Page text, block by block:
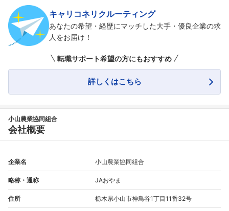
フォローしました
こちらの企業もフォローしませんか？
キャリコネリクルーティング
あなたの希望・経歴にマッチした大手・優良企業の求
人をお届け！
転職サポート希望の方にもおすすめ
詳しくはこちら
小山農業協同組合
会社概要
企業名 小山農業協同組合
略称・通称 JAおやま
住所 栃木県小山市神鳥谷1丁目11番32号